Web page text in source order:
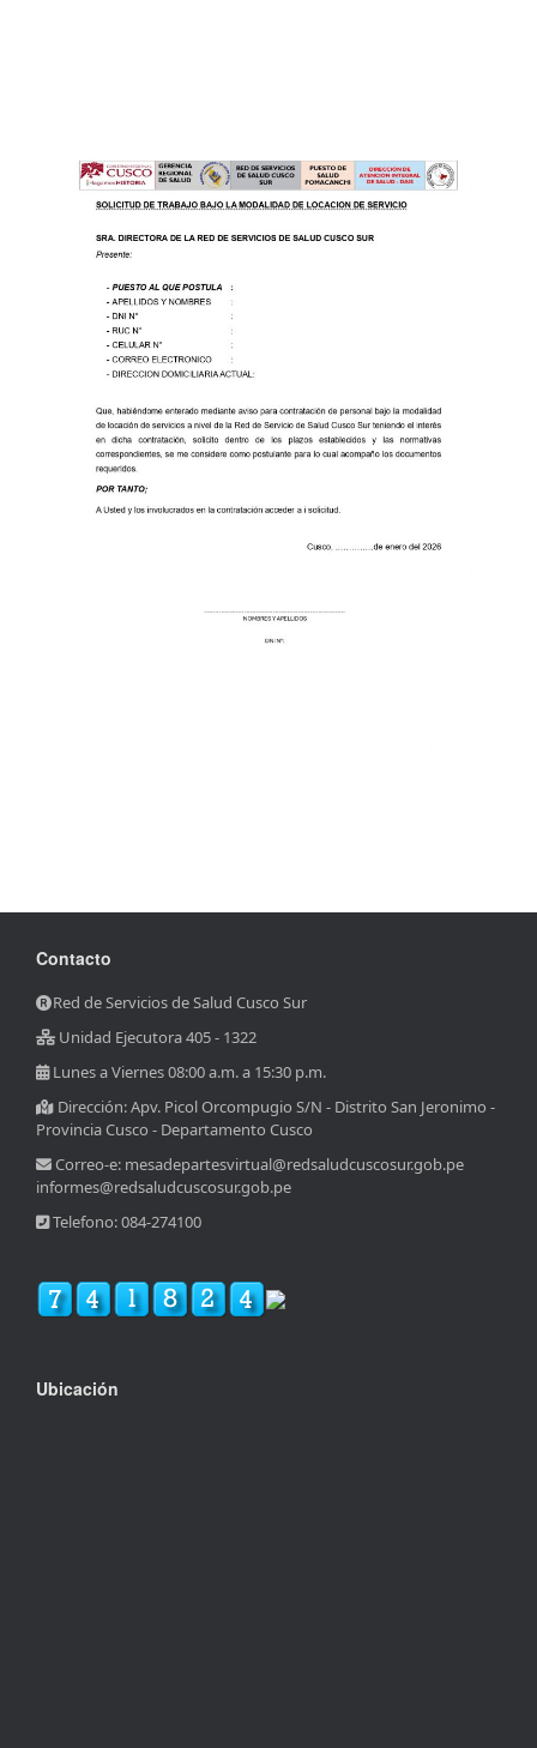
Contacto
Red de Servicios de Salud Cusco Sur
Unidad Ejecutora 405 - 1322
Lunes a Viernes 08:00 a.m. a 15:30 p.m.
Dirección: Apv. Picol Orcompugio S/N - Distrito San Jeronimo -
Provincia Cusco - Departamento Cusco
Correo-e: mesadepartesvirtual@redsaludcuscosur.gob.pe
informes@redsaludcuscosur.gob.pe
Telefono: 084-274100
Ubicación